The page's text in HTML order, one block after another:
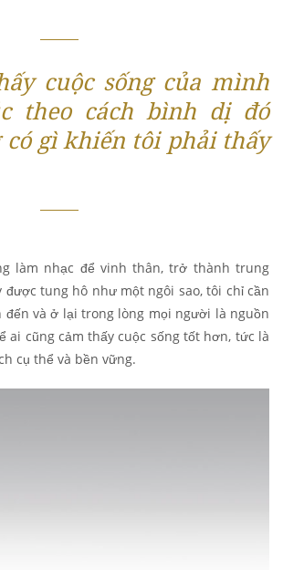
cuộc sống của mình
theo cách bình dị đó
có gì khiến tôi phải thấy
làm nhạc để vinh thân, trở thành trung
được tung hô như một ngôi sao, tôi chỉ cần
đến và ở lại trong lòng mọi người là nguồn
ai cũng cảm thấy cuộc sống tốt hơn, tức là
cụ thể và bền vững.